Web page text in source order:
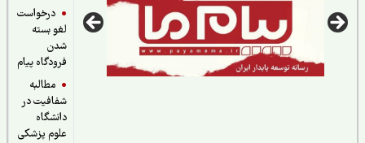
درخواست
لغو بسته
فرودگاه پیام
مطالبه
شفافیت در
دانشگاه
علوم پزشکی